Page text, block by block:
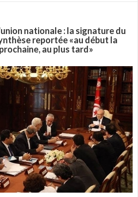
nationale : la signature du
reportée «au début la
au plus tard»